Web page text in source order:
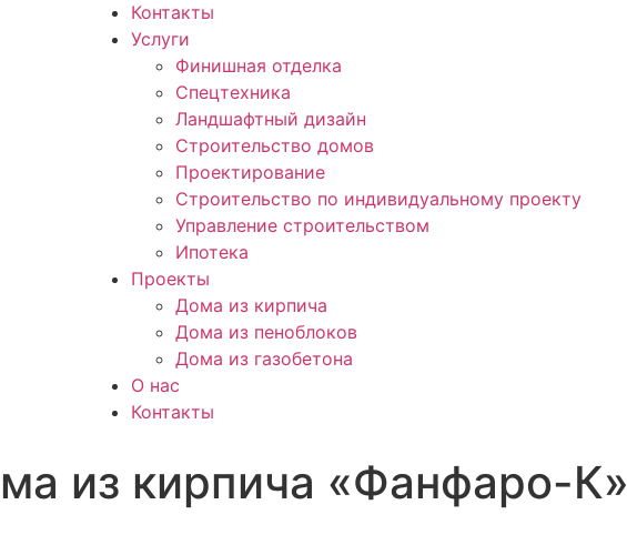
Контакты
Услуги
Финишная отделка
Спецтехника
Ландшафтный дизайн
Строительство домов
Проектирование
Строительство по индивидуальному проекту
Управление строительством
Ипотека
Проекты
Дома из кирпича
Дома из пеноблоков
Дома из газобетона
О нас
Контакты
из кирпича «Фанфаро-К»